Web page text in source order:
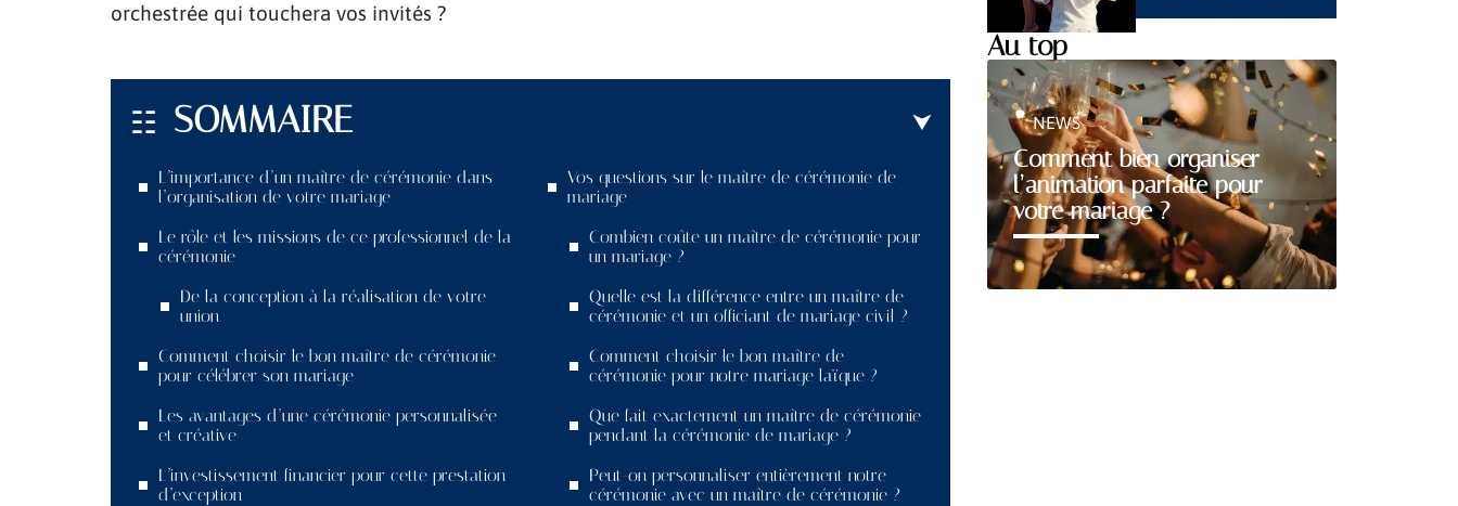
orchestrée qui touchera vos invités ?
SOMMAIRE
L’importance d’un maître de cérémonie dans
l’organisation de votre mariage
Le rôle et les missions de ce professionnel de la
cérémonie
De la conception à la réalisation de votre
union
Comment choisir le bon maître de cérémonie
pour célébrer son mariage
Les avantages d’une cérémonie personnalisée
et créative
L’investissement financier pour cette prestation
d’exception
Vos questions sur le maître de cérémonie de
mariage
Combien coûte un maître de cérémonie pour
un mariage ?
Quelle est la différence entre un maître de
cérémonie et un officiant de mariage civil ?
Comment choisir le bon maître de
cérémonie pour notre mariage laïque ?
Que fait exactement un maître de cérémonie
pendant la cérémonie de mariage ?
Peut-on personnaliser entièrement notre
cérémonie avec un maître de cérémonie ?
Au top
Comment bien organiser
l’animation parfaite pour
votre mariage ?
NEWS